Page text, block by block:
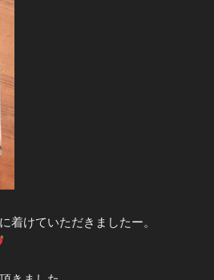
着けていただきましたー。